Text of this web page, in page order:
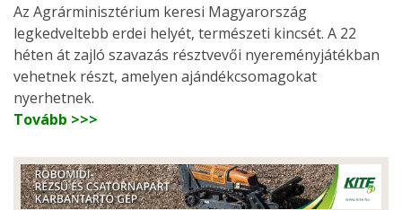
Az Agrárminisztérium keresi Magyarország
legkedveltebb erdei helyét, természeti kincsét. A 22
héten át zajló szavazás résztvevői nyereményjátékban
vehetnek részt, amelyen ajándékcsomagokat
nyerhetnek.
Tovább >>>